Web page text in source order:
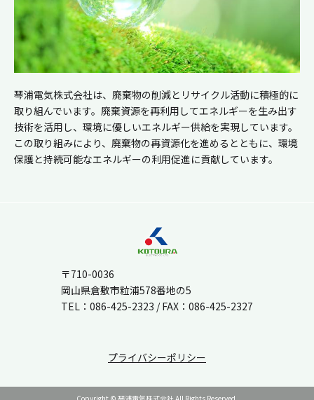
琴浦電気株式会社は、廃棄物の削減とリサイクル活動に積極的に
取り組んでいます。廃棄資源を再利用してエネルギーを生み出す
技術を活用し、環境に優しいエネルギー供給を実現しています。
この取り組みにより、廃棄物の再資源化を進めるとともに、環境
保護と持続可能なエネルギーの利用促進に貢献しています。
〒710-0036
岡山県倉敷市粒浦578番地の5
TEL： 086-425-2323 / FAX：086-425-2327
プライバシーポリシー